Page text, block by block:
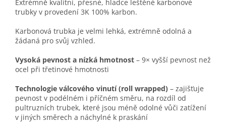
Extrémně kvalitní, přesné, hladce leštěné karbonové
trubky v provedení 3K 100% karbon.
Karbonová trubka je velmi lehká, extrémně odolná a
žádaná pro svůj vzhled.
Vysoká pevnost a nízká hmotnost – 9× vyšší pevnost než
ocel při třetinové hmotnosti
Technologie válcového vinutí (roll wrapped) – zajišťuje
pevnost v podélném i příčném směru, na rozdíl od
pultruzních trubek, které jsou méně odolné vůči zatížení
v jiných směrech a náchylné k praskání